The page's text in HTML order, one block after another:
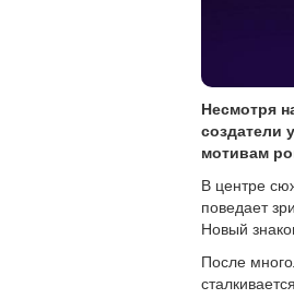
Несмотря
создатели
мотивам
В центре
поведает
Новый
После